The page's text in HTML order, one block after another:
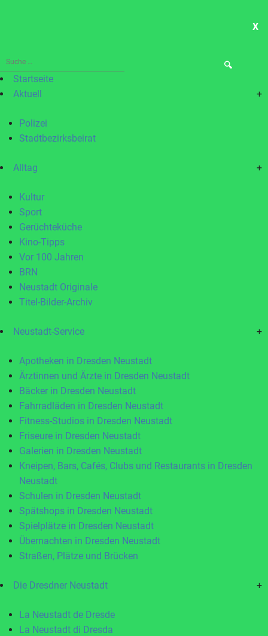
X
Suche
nach:Startseite
Aktuell
+
Polizei
Stadtbezirksbeirat
Alltag +
Kultur
Sport
Gerüchteküche
Kino-Tipps
Vor 100 Jahren
BRN
Neustadt Originale
Titel-Bilder-Archiv
Neustadt-Service +
Apotheken in Dresden Neustadt
Ärztinnen und Ärzte in Dresden Neustadt
Bäcker in Dresden Neustadt
Fahrradläden in Dresden Neustadt
Fitness-Studios in Dresden Neustadt
Friseure in Dresden Neustadt
Galerien in Dresden Neustadt
Kneipen, Bars, Cafés, Clubs und Restaurants in Dresden
Neustadt
Schulen in Dresden Neustadt
Spätshops in Dresden Neustadt
Spielplätze in Dresden Neustadt
Übernachten in Dresden Neustadt
Straßen, Plätze und Brücken
Die Dresdner Neustadt +
La Neustadt de Dresde
La Neustadt di Dresda